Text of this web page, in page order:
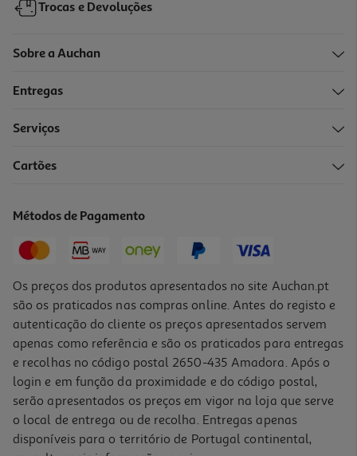
Trocas e Devoluções
Sobre a Auchan
Entregas
Serviços
Cartões
Métodos de Pagamento
Os preços dos produtos apresentados no site Auchan.pt
são os praticados nas compras online. Antes do registo e
autenticação do cliente os preços apresentados servem
apenas como referência e são os praticados para entregas
e recolhas no código postal 2650-435 Amadora. Após o
login e em função da proximidade e do código postal,
serão apresentados os preços em vigor na loja que serve
o local de entrega ou de recolha. Entregas apenas
disponíveis para o território de Portugal continental,